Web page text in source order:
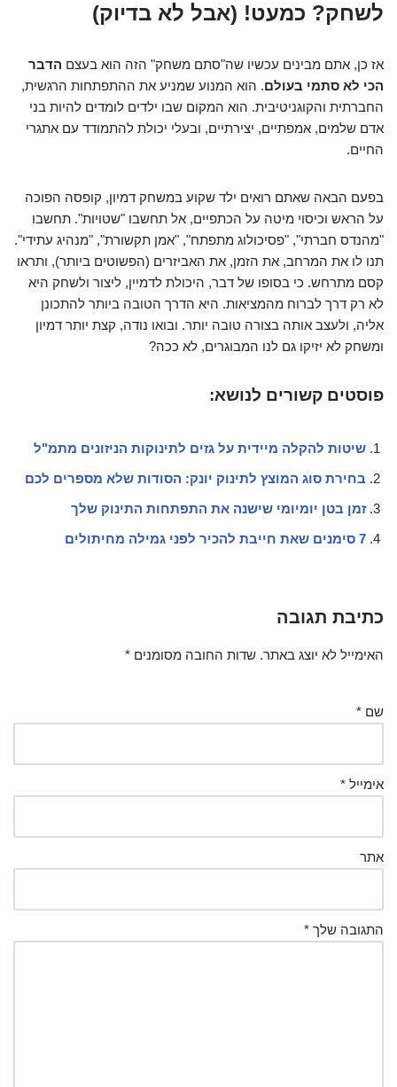
לשחק? כמעט! (אבל לא בדיוק)
אז כן, אתם מבינים עכשיו שה"סתם משחק" הזה הוא בעצם הדבר
הכי לא סתמי בעולם. הוא המנוע שמניע את ההתפתחות הרגשית,
החברתית והקוגניטיבית. הוא המקום שבו ילדים לומדים להיות בני
אדם שלמים, אמפתיים, יצירתיים, ובעלי יכולת להתמודד עם אתגרי
החיים.
בפעם הבאה שאתם רואים ילד שקוע במשחק דמיון, קופסה הפוכה
על הראש וכיסוי מיטה על הכתפיים, אל תחשבו "שטויות". תחשבו
"מהנדס חברתי", "פסיכולוג מתפתח", "אמן תקשורת", "מנהיג עתידי".
תנו לו את המרחב, את הזמן, את האביזרים (הפשוטים ביותר), ותראו
קסם מתרחש. כי בסופו של דבר, היכולת לדמיין, ליצור ולשחק היא
לא רק דרך לברוח מהמציאות. היא הדרך הטובה ביותר להתכונן
אליה, ולעצב אותה בצורה טובה יותר. ובואו נודה, קצת יותר דמיון
ומשחק לא יזיקו גם לנו המבוגרים, לא ככה?
פוסטים קשורים לנושא:
שיטות להקלה מיידית על גזים לתינוקות הניזונים מתמ"ל
בחירת סוג המוצץ לתינוק יונק: הסודות שלא מספרים לכם
זמן בטן יומיומי שישנה את התפתחות התינוק שלך
7 סימנים שאת חייבת להכיר לפני גמילה מחיתולים
כתיבת תגובה
האימייל לא יוצג באתר. שדות החובה מסומנים *
שם *
אימייל *
אתר
התגובה שלך *